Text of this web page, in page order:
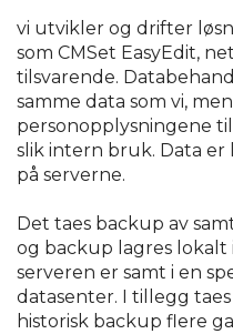
vi utvikler og drifter
som CMSet EasyEdit,
tilsvarende.
samme data som vi,
personopplysningene
slik intern bruk. Data er
på serverne.
Det taes backup av
og backup lagres
serveren er samt i en
datasenter. I tillegg
historisk backup flere